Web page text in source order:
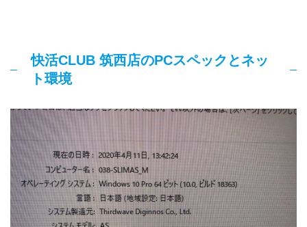
快活CLUB 筑西店のPCスペックとネッ
ト環境